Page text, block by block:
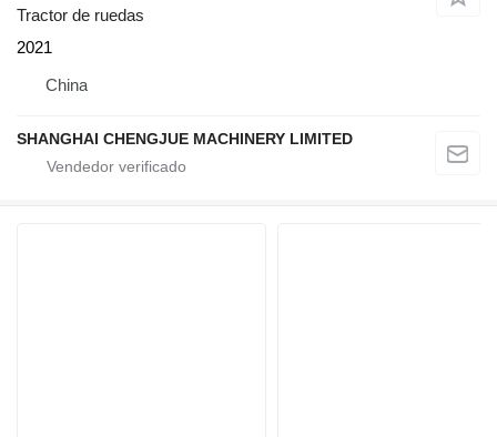
Tractor de ruedas
2021
China
SHANGHAI CHENGJUE MACHINERY LIMITED